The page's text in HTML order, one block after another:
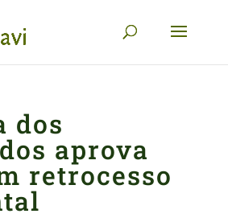
dos
aprova
retrocesso